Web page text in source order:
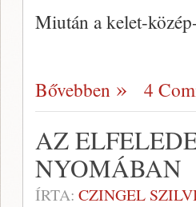
Miután a kelet-
Bővebben 4
AZ
NYOMÁBAN
ÍRTA: CZINGEL